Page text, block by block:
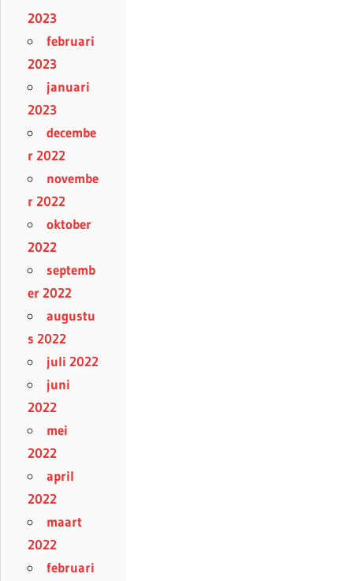
2023
februari
2023
januari
2023
decembe
r 2022
novembe
r 2022
oktober
2022
septemb
er 2022
augustu
s 2022
juli 2022
juni
2022
mei
2022
april
2022
maart
2022
februari